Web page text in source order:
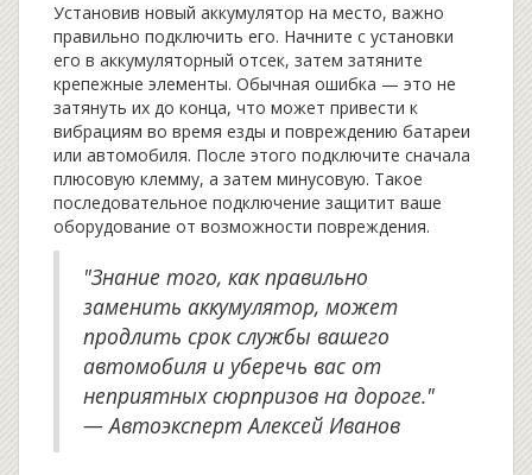
Установив новый аккумулятор на место, важно
правильно подключить его. Начните с установки
его в аккумуляторный отсек, затем затяните
крепежные элементы. Обычная ошибка — это не
затянуть их до конца, что может привести к
вибрациям во время езды и повреждению батареи
или автомобиля. После этого подключите сначала
плюсовую клемму, а затем минусовую. Такое
последовательное подключение защитит ваше
оборудование от возможности повреждения.
"Знание того, как правильно
заменить аккумулятор, может
продлить срок службы вашего
автомобиля и уберечь вас от
неприятных сюрпризов на дороге."
— Автоэксперт Алексей Иванов